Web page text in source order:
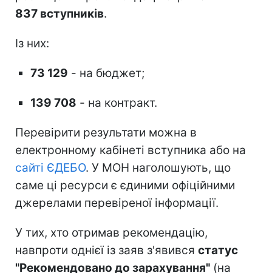
837 вступників.
Із них:
73 129 - на бюджет;
139 708 - на контракт.
Перевірити результати можна в
електронному кабінеті вступника або на
сайті ЄДЕБО. У МОН наголошують, що
саме ці ресурси є єдиними офіційними
джерелами перевіреної інформації.
У тих, хто отримав рекомендацію,
навпроти однієї із заяв з'явився статус
"Рекомендовано до зарахування" (на